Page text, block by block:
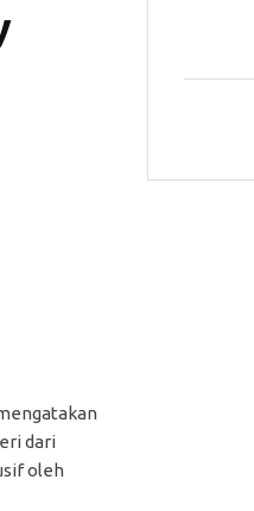
dari
oleh